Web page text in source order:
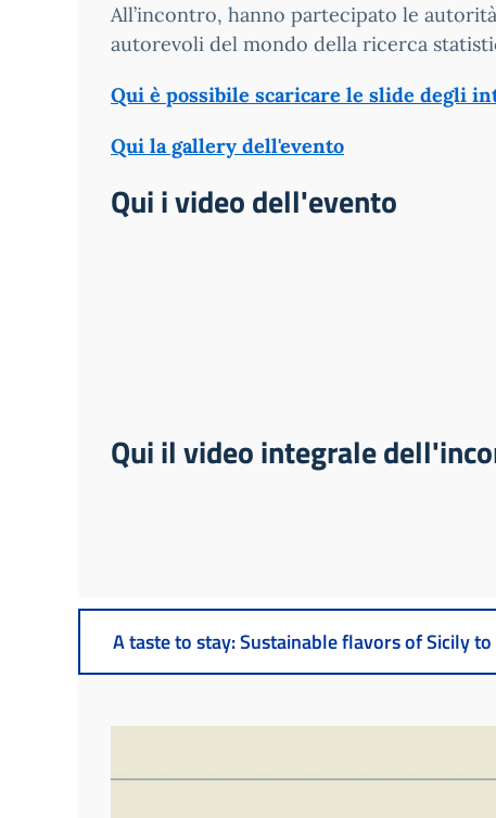
All’incontro, hanno partecipato le
autorevoli del mondo della ricerca
Qui è possibile scaricare le slide degli
Qui la gallery dell'evento
Qui i video dell'evento
Qui il video integrale
A taste to stay: Sustainable flavors of Sicily